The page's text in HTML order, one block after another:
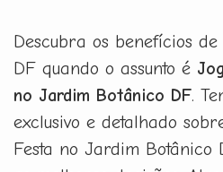
Descubra os benefícios
DF quando o assunto é
no Jardim Botânico DF.
exclusivo e detalhado
Festa no Jardim Botânico